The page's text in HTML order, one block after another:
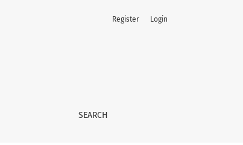
SEARCH
Register Login